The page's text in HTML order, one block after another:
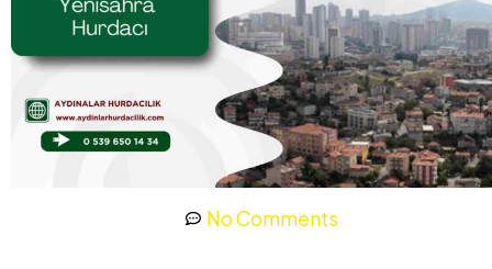
No Comments